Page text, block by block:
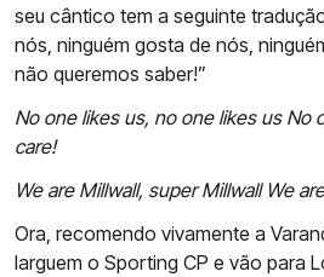
seu cântico tem a seguinte
nós, ninguém gosta de nós,
não queremos saber!”
No one likes us, no one likes us No
care!
We are Millwall, super Millwall We
Ora, recomendo vivamente a
larguem o Sporting CP e vão para